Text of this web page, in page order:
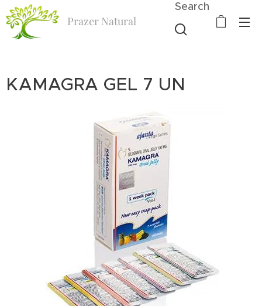
Prazer Natural
Search
KAMAGRA GEL 7 UN